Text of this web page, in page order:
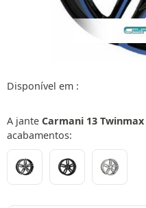
Disponível em :
A jante Carmani 13 Twinmax
acabamentos: